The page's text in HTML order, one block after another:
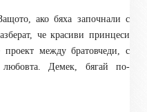
ако бяха започнали с
че красиви принцеси
между братовчеди, с
Демек, бягай по-